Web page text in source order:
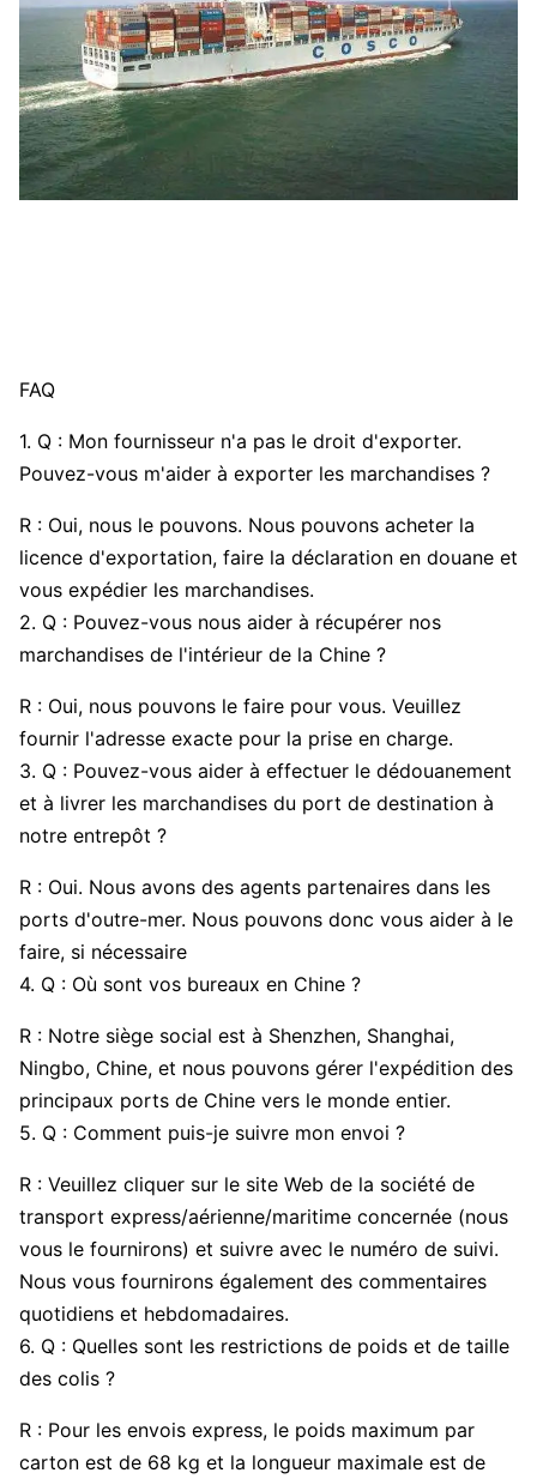
FAQ
1. Q : Mon fournisseur n'a pas le droit d'exporter.
Pouvez-vous m'aider à exporter les marchandises ?
R : Oui, nous le pouvons. Nous pouvons acheter la
licence d'exportation, faire la déclaration en douane et
vous expédier les marchandises.
2. Q : Pouvez-vous nous aider à récupérer nos
marchandises de l'intérieur de la Chine ?
R : Oui, nous pouvons le faire pour vous. Veuillez
fournir l'adresse exacte pour la prise en charge.
3. Q : Pouvez-vous aider à effectuer le dédouanement
et à livrer les marchandises du port de destination à
notre entrepôt ?
R : Oui. Nous avons des agents partenaires dans les
ports d'outre-mer. Nous pouvons donc vous aider à le
faire, si nécessaire
4. Q : Où sont vos bureaux en Chine ?
R : Notre siège social est à Shenzhen, Shanghai,
Ningbo, Chine, et nous pouvons gérer l'expédition des
principaux ports de Chine vers le monde entier.
5. Q : Comment puis-je suivre mon envoi ?
R : Veuillez cliquer sur le site Web de la société de
transport express/aérienne/maritime concernée (nous
vous le fournirons) et suivre avec le numéro de suivi.
Nous vous fournirons également des commentaires
quotidiens et hebdomadaires.
6. Q : Quelles sont les restrictions de poids et de taille
des colis ?
R : Pour les envois express, le poids maximum par
carton est de 68 kg et la longueur maximale est de